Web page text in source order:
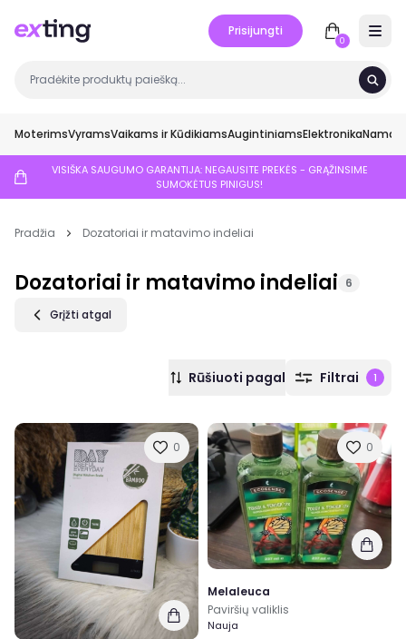
Prisijungti
0
MoterimsVyramsVaikams ir KūdikiamsAugintiniamsElektronikaNamai
VISIŠKA SAUGUMO GARANTIJA: NEGAUSITE PREKĖS - GRĄŽINSIME
SUMOKĖTUS PINIGUS!
Pradžia Dozatoriai ir matavimo indeliai
Dozatoriai ir matavimo indeliai 6
Grįžti atgal
Rūšiuoti pagal Filtrai 1
0 0
Melaleuca
Paviršių valiklis
Nauja